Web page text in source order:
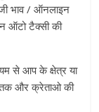
भाव / ऑनलाइन
ऑटो टैक्सी की
से आप के क्षेत्र या
तक और क्रेताओ की